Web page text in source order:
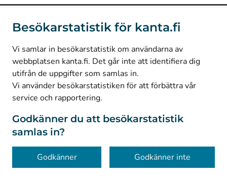
Besökarstatistik för kanta.fi
Vi samlar in besökarstatistik om användarna av
webbplatsen kanta.fi. Det går inte att identifiera dig
utifrån de uppgifter som samlas in.
Vi använder besökarstatistiken för att förbättra vår
service och rapportering.
Godkänner du att besökarstatistik
samlas in?
Godkänner Godkänner inte
LinkedIn(Avautuu uuteen välilehteen)
Facebook
Avautuu uuteen välilehteen)
© Kanta-Palvelut, Kansaneläkelaitos
Dataskydd
Om webbplatsen
Tillgänglighet
Kakor